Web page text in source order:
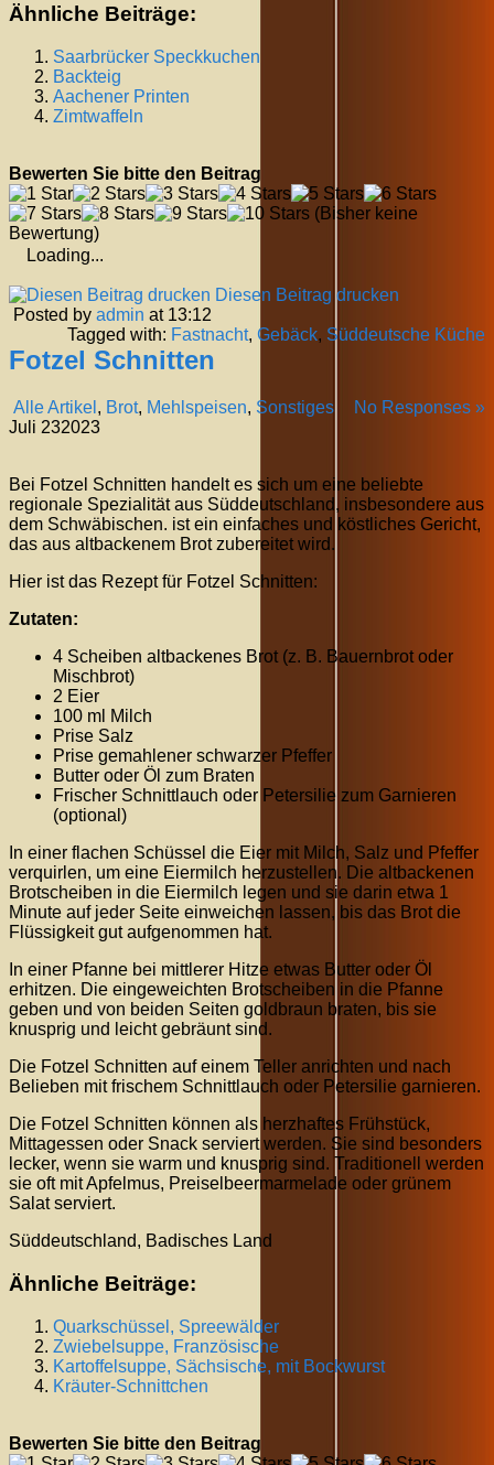
Ähnliche Beiträge:
Saarbrücker Speckkuchen
Backteig
Aachener Printen
Zimtwaffeln
Bewerten Sie bitte den Beitrag
(Bisher keine
Bewertung)
Loading...
Diesen Beitrag drucken
Posted by admin at 13:12
Tagged with: Fastnacht, Gebäck, Süddeutsche Küche
Fotzel Schnitten
Alle Artikel , Brot, Mehlspeisen, Sonstiges
No Responses »
Juli 232023
Bei Fotzel Schnitten handelt es sich um eine beliebte
regionale Spezialität aus Süddeutschland, insbesondere aus
dem Schwäbischen. ist ein einfaches und köstliches Gericht,
das aus altbackenem Brot zubereitet wird.
Hier ist das Rezept für Fotzel Schnitten:
Zutaten:
4 Scheiben altbackenes Brot (z. B. Bauernbrot oder
Mischbrot)
2 Eier
100 ml Milch
Prise Salz
Prise gemahlener schwarzer Pfeffer
Butter oder Öl zum Braten
Frischer Schnittlauch oder Petersilie zum Garnieren
(optional)
In einer flachen Schüssel die Eier mit Milch, Salz und Pfeffer
verquirlen, um eine Eiermilch herzustellen. Die altbackenen
Brotscheiben in die Eiermilch legen und sie darin etwa 1
Minute auf jeder Seite einweichen lassen, bis das Brot die
Flüssigkeit gut aufgenommen hat.
In einer Pfanne bei mittlerer Hitze etwas Butter oder Öl
erhitzen. Die eingeweichten Brotscheiben in die Pfanne
geben und von beiden Seiten goldbraun braten, bis sie
knusprig und leicht gebräunt sind.
Die Fotzel Schnitten auf einem Teller anrichten und nach
Belieben mit frischem Schnittlauch oder Petersilie garnieren.
Die Fotzel Schnitten können als herzhaftes Frühstück,
Mittagessen oder Snack serviert werden. Sie sind besonders
lecker, wenn sie warm und knusprig sind. Traditionell werden
sie oft mit Apfelmus, Preiselbeermarmelade oder grünem
Salat serviert.
Süddeutschland, Badisches Land
Ähnliche Beiträge:
Quarkschüssel, Spreewälder
Zwiebelsuppe, Französische
Kartoffelsuppe, Sächsische, mit Bockwurst
Kräuter-Schnittchen
Bewerten Sie bitte den Beitrag